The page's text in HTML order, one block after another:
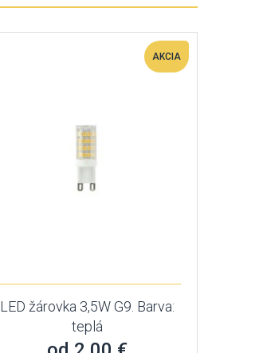
AKCIA
LED žárovka 3,5W G9. Barva:
teplá